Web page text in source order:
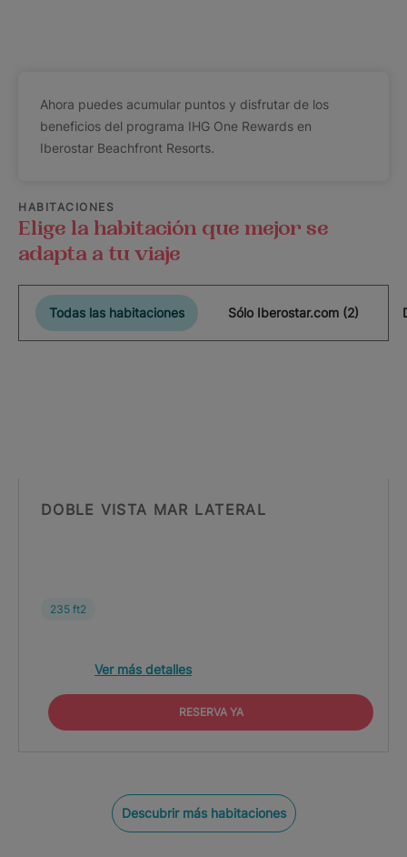
Ahora puedes acumular puntos y disfrutar de los
beneficios del programa IHG One Rewards en
Iberostar Beachfront Resorts.
HABITACIONES
Elige la habitación que mejor se
adapta a tu viaje
Todas las habitaciones Sólo Iberostar.com (2)
DOBLE VISTA MAR LATERAL
235 ft2
Ver más detalles
RESERVA YA
Descubrir más habitaciones